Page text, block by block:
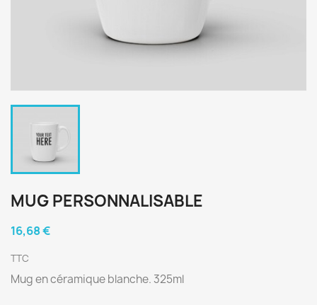
MUG PERSONNALISABLE
16,68 €
TTC
Mug en céramique blanche. 325ml